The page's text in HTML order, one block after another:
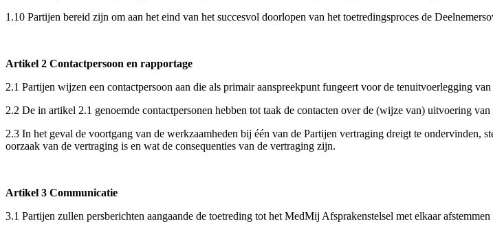
1.10 Partijen bereid zijn om aan het eind van het succesvol doorlopen van het toetredingsproces de
Artikel 2 Contactpersoon en rapportage
2.1 Partijen wijzen een contactpersoon aan die als primair aanspreekpunt fungeert voor de tenuitvoerlegging
2.2 De in artikel 2.1 genoemde contactpersonen hebben tot taak de contacten over de (wijze van) uitvoering
2.3 In het geval de voortgang van de werkzaamheden bij één van de Partijen vertraging dreigt te ondervinden,
oorzaak van de vertraging is en wat de consequenties van de vertraging zijn.
Artikel 3 Communicatie
3.1 Partijen zullen persberichten aangaande de toetreding tot het MedMij Afsprakenstelsel met elkaar